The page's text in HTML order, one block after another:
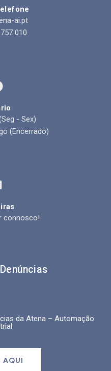
ai.pt
010
- Sex)
(Encerrado)
connosco!
da Atena – Automação
AQUI